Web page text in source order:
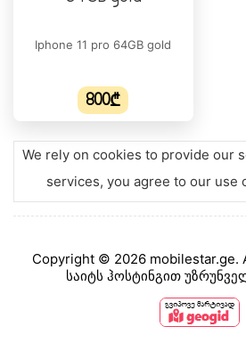
Iphone 11 pro 64GB gold
800₾
We rely on cookies to provide our
services, you agree to our use
Copyright © 2026 mobilestar.ge.
საიტს ჰოსტინგით